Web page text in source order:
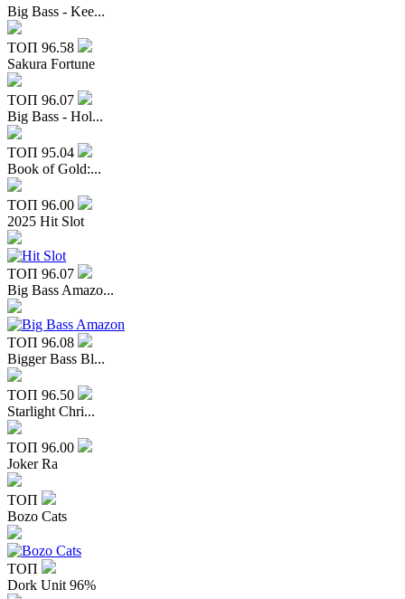
Big Bass - Kee...
ТОП 96.58
Sakura Fortune
ТОП 96.07
Big Bass - Hol...
ТОП 95.04
Book of Gold:...
ТОП 96.00
2025 Hit Slot
ТОП 96.07
Big Bass Amazo...
ТОП 96.08
Bigger Bass Bl...
ТОП 96.50
Starlight Chri...
ТОП 96.00
Joker Ra
ТОП
Bozo Cats
ТОП
Dork Unit 96%